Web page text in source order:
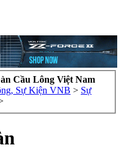
Cầu Lông Việt Nam
Sự Kiện VNB > Sự